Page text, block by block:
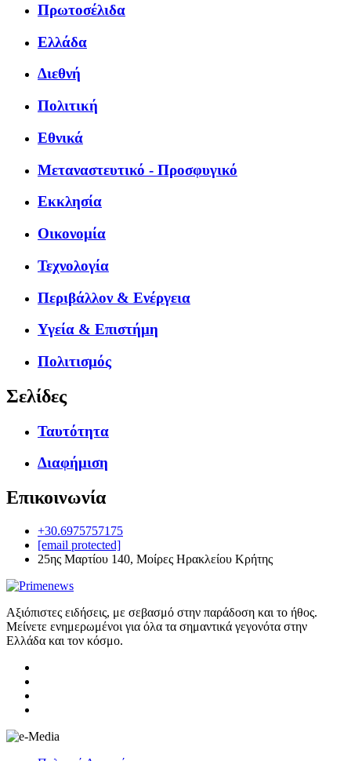
Πρωτοσέλιδα
Ελλάδα
Διεθνή
Πολιτική
Εθνικά
Μεταναστευτικό - Προσφυγικό
Εκκλησία
Οικονομία
Τεχνολογία
Περιβάλλον & Ενέργεια
Υγεία & Επιστήμη
Πολιτισμός
Σελίδες
Ταυτότητα
Διαφήμιση
Επικοινωνία
+30.6975757175
[email protected]
25ης Μαρτίου 140, Μοίρες Ηρακλείου Κρήτης
Αξιόπιστες ειδήσεις, με σεβασμό στην παράδοση και το ήθος.
Μείνετε ενημερωμένοι για όλα τα σημαντικά γεγονότα στην
Ελλάδα και τον κόσμο.